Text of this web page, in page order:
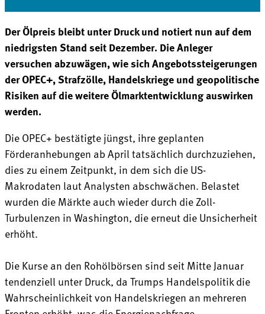
Der Ölpreis bleibt unter Druck und notiert nun auf dem
niedrigsten Stand seit Dezember. Die Anleger
versuchen abzuwägen, wie sich Angebotssteigerungen
der OPEC+, Strafzölle, Handelskriege und geopolitische
Risiken auf die weitere Ölmarktentwicklung auswirken
werden.
Die OPEC+ bestätigte jüngst, ihre geplanten
Förderanhebungen ab April tatsächlich durchzuziehen,
dies zu einem Zeitpunkt, in dem sich die US-
Makrodaten laut Analysten abschwächen. Belastet
wurden die Märkte auch wieder durch die Zoll-
Turbulenzen in Washington, die erneut die Unsicherheit
erhöht.
Die Kurse an den Rohölbörsen sind seit Mitte Januar
tendenziell unter Druck, da Trumps Handelspolitik die
Wahrscheinlichkeit von Handelskriegen an mehreren